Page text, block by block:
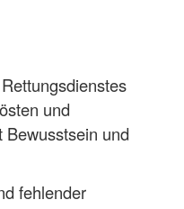
und
Bewusstsein und
fehlender